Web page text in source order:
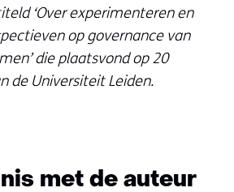
‘Over experimenteren en
op governance van
die plaatsvond op 20
de Universiteit Leiden.
met de auteur